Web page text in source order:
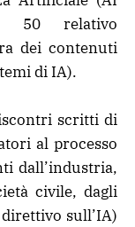
50 relativo
dei contenuti
di IA).
scritti di
al processo
dall’industria,
civile, dagli
sull’IA)